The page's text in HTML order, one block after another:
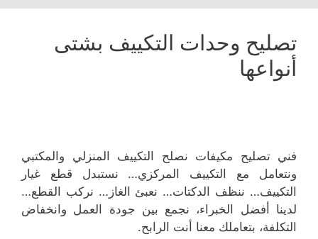
تصليح وحدات التكييف بشتى
أنواعها
فني تصليح مكيفات نصلح التكييف المنزلي والمكتبي
ونتعامل مع التكييف المركزي… نستبدل قطع غيار
التكييف… ننظف الدكتات… نعبئ الغاز… نركب القطع…
لدينا أفضل الخبراء، نجمع بين جودة العمل وانخفاض
التكلفة، بتعاملك معنا أنت الرابح.